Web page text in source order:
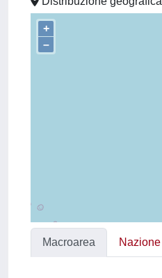
+
–
Macroarea Nazione